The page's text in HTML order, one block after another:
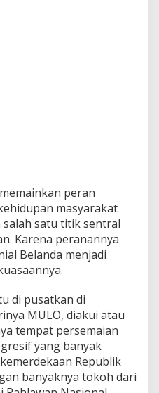
peran
masyarakat
salah satu titik sentral
Karena peranannya
Belanda menjadi
di pusatkan di
MULO, diakui atau
tempat persemaian
yang banyak
Republik
banyaknya tokoh dari